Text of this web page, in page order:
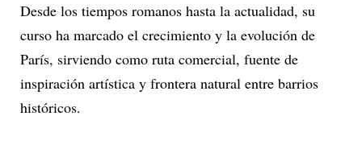
Desde los tiempos romanos hasta la actualidad, su
curso ha marcado el crecimiento y la evolución de
París, sirviendo como ruta comercial, fuente de
inspiración artística y frontera natural entre barrios
históricos.